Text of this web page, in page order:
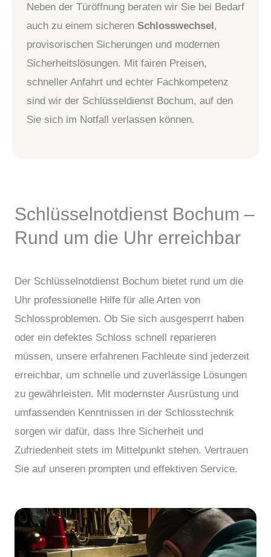
Neben der Türöffnung beraten wir Sie bei Bedarf
auch zu einem sicheren Schlosswechsel,
provisorischen Sicherungen und modernen
Sicherheitslösungen. Mit fairen Preisen,
schneller Anfahrt und echter Fachkompetenz
sind wir der Schlüsseldienst Bochum, auf den
Sie sich im Notfall verlassen können.
Schlüsselnotdienst Bochum –
Rund um die Uhr erreichbar
Der Schlüsselnotdienst Bochum bietet rund um die
Uhr professionelle Hilfe für alle Arten von
Schlossproblemen. Ob Sie sich ausgesperrt haben
oder ein defektes Schloss schnell reparieren
müssen, unsere erfahrenen Fachleute sind jederzeit
erreichbar, um schnelle und zuverlässige Lösungen
zu gewährleisten. Mit modernster Ausrüstung und
umfassenden Kenntnissen in der Schlosstechnik
sorgen wir dafür, dass Ihre Sicherheit und
Zufriedenheit stets im Mittelpunkt stehen. Vertrauen
Sie auf unseren prompten und effektiven Service.